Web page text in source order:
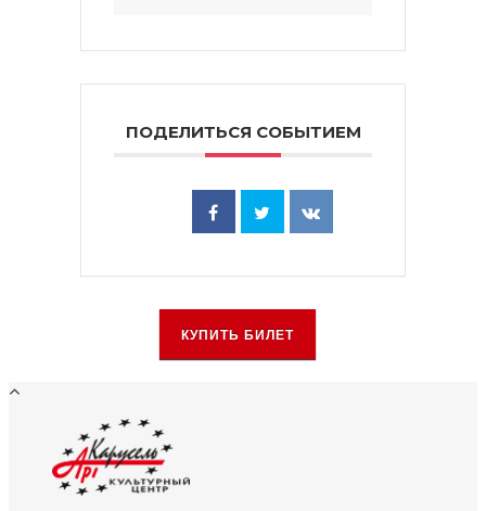
ПОДЕЛИТЬСЯ СОБЫТИЕМ
КУПИТЬ БИЛЕТ